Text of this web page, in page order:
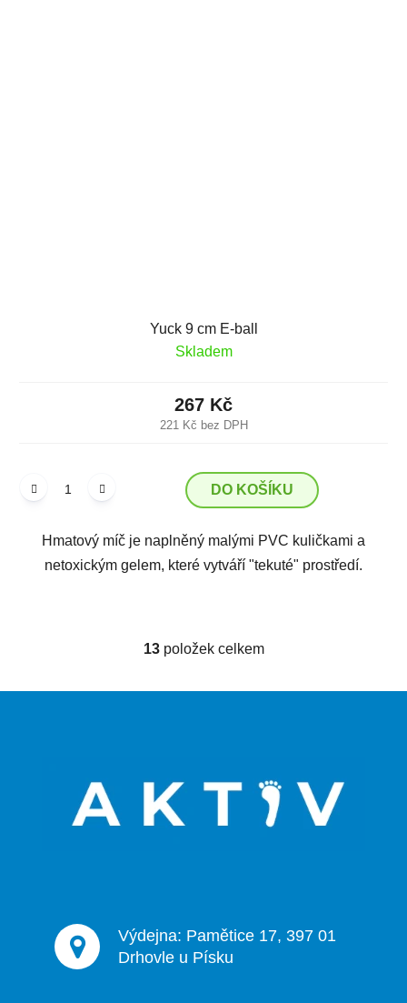
Yuck 9 cm E-ball
Skladem
221 Kč bez DPH
267 Kč
DO KOŠÍKU
Hmatový míč je naplněný malými PVC kuličkami a
netoxickým gelem, které vytváří "tekuté" prostředí.
O
l
c
í
ý
p
13položek celkem
Výdejna: Pamětice 17, 397 01
Drhovle u Písku